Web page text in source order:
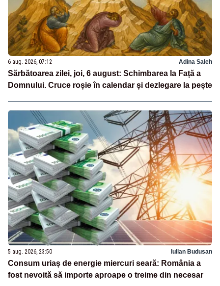
6 aug. 2026, 07:12 Adina Saleh
Sărbătoarea zilei, joi, 6 august: Schimbarea la Față a
Domnului. Cruce roșie în calendar și dezlegare la pește
5 aug. 2026, 23:50 Iulian Budusan
Consum uriaș de energie miercuri seară: România a
fost nevoită să importe aproape o treime din necesar